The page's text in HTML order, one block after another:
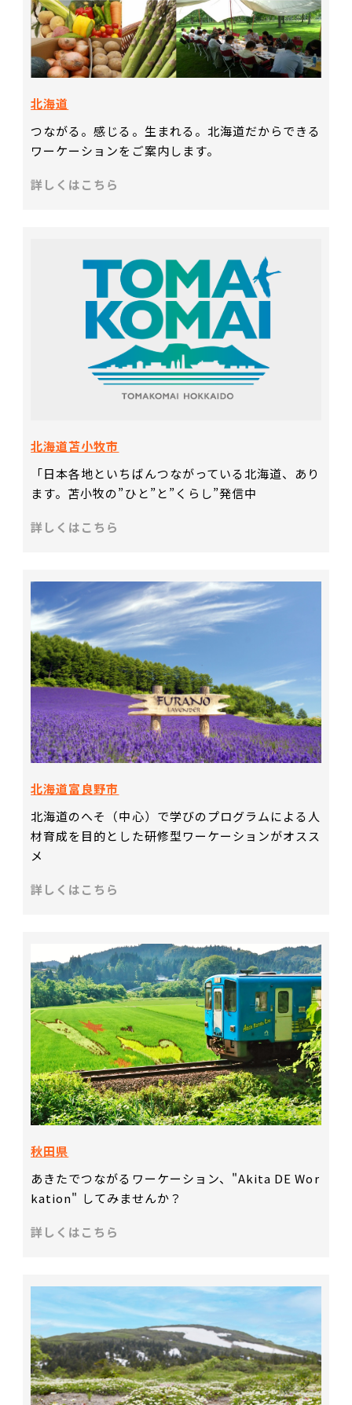
北海道
つながる。感じる。生まれる。北海道だからできる
ワーケーションをご案内します。
詳しくはこちら
北海道苫小牧市
「日本各地といちばんつながっている北海道、あり
ます。苫小牧の”ひと”と”くらし”発信中
詳しくはこちら
北海道富良野市
北海道のへそ（中心）で学びのプログラムによる人
材育成を目的とした研修型ワーケーションがオスス
メ
詳しくはこちら
秋田県
あきたでつながるワーケーション、"Akita DE Wor
kation" してみませんか？
詳しくはこちら